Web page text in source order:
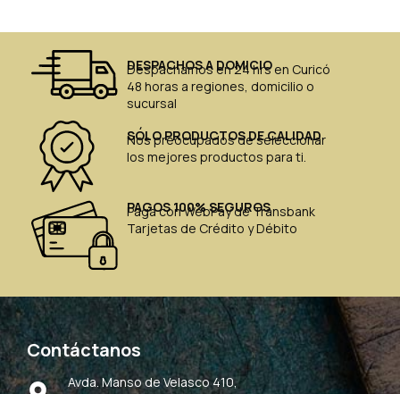
DESPACHOS A DOMICIO
Despachamos en 24 hrs en Curicó
48 horas a regiones, domicilio o
sucursal
SÓLO PRODUCTOS DE CALIDAD
Nos preocupados de seleccionar
los mejores productos para ti.
PAGOS 100% SEGUROS
Paga con WebPay de Transbank
Tarjetas de Crédito y Débito
Contáctanos
Avda. Manso de Velasco 410,